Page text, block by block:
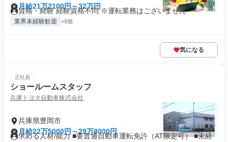
月給21万2100円～32万円
資格・経験 経験資格不問 ※運転業務はございません
業界未経験歓迎 +9個
気になる
正社員
ショールームスタッフ
兵庫トヨタ自動車株式会社
兵庫県豊岡市
月給22万5000円～29万8000円
求める人材/能力 ■要普通自動車運転免許（AT限定可） ■未経